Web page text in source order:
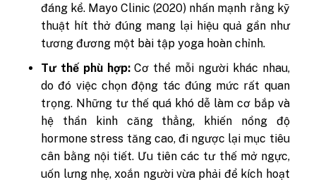
đáng kể. Mayo Clinic (2020) nhấn mạnh rằng kỹ
thuật hít thở đúng mang lại hiệu quả gần như
tương đương một bài tập yoga hoàn chỉnh.
Tư thế phù hợp:Cơ thể mỗi người khác nhau,
do đó việc chọn động tác đúng mức rất quan
trọng. Những tư thế quá khó dễ làm cơ bắp và
hệ thần kinh căng thẳng, khiến nồng độ
hormone stress tăng cao, đi ngược lại mục tiêu
cân bằng nội tiết. Ưu tiên các tư thế mở ngực,
uốn lưng nhẹ, xoắn người vừa phải để kích hoạt